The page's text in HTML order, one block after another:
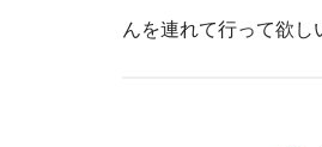
んを連れて行って欲し